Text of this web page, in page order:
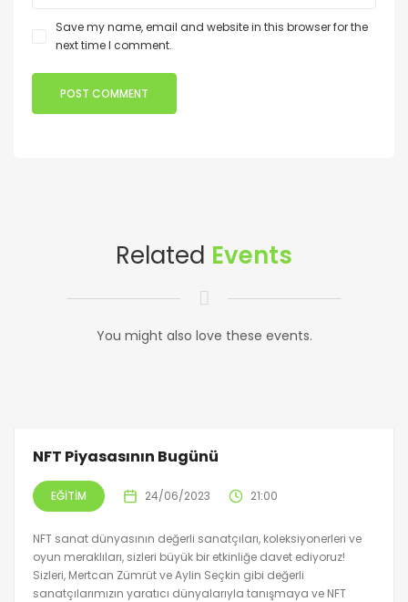
Save my name, email and website in this browser for the
next time I comment.
Related Events
You might also love these events.
NFT Piyasasının Bugünü
EĞITIM 24/06/2023 21:00
NFT sanat dünyasının değerli sanatçıları, koleksiyonerleri ve
oyun meraklıları, sizleri büyük bir etkinliğe davet ediyoruz!
Sizleri, Mertcan Zümrüt ve Aylin Seçkin gibi değerli
sanatçılarımızın yaratıcı dünyalarıyla tanışmaya ve NFT